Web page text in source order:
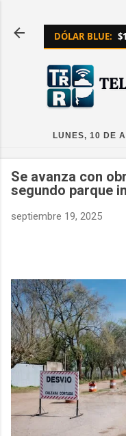
DÓLAR BLUE:
LUNES, 10 DE
Se avanza con
segundo parque
septiembre 19, 2025